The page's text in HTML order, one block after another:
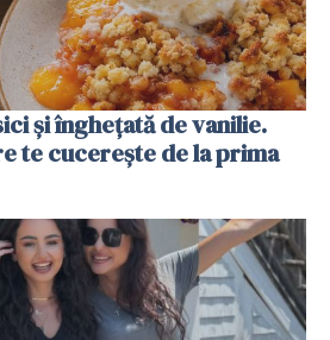
și înghețată de vanilie.
te cucerește de la prima